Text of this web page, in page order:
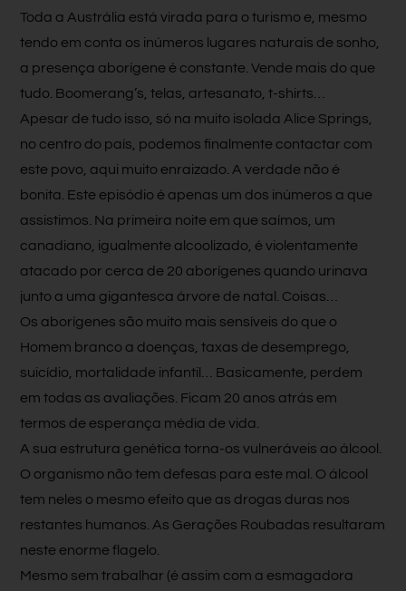
Toda a Austrália está virada para o turismo e, mesmo
tendo em conta os inúmeros lugares naturais de sonho,
a presença aborígene é constante. Vende mais do que
tudo. Boomerang’s, telas, artesanato, t-shirts…
Apesar de tudo isso, só na muito isolada Alice Springs,
no centro do país, podemos finalmente contactar com
este povo, aqui muito enraizado. A verdade não é
bonita. Este episódio é apenas um dos inúmeros a que
assistimos. Na primeira noite em que saímos, um
canadiano, igualmente alcoolizado, é violentamente
atacado por cerca de 20 aborígenes quando urinava
junto a uma gigantesca árvore de natal. Coisas…
Os aborígenes são muito mais sensíveis do que o
Homem branco a doenças, taxas de desemprego,
suicídio, mortalidade infantil… Basicamente, perdem
em todas as avaliações. Ficam 20 anos atrás em
termos de esperança média de vida.
A sua estrutura genética torna-os vulneráveis ao álcool.
O organismo não tem defesas para este mal. O álcool
tem neles o mesmo efeito que as drogas duras nos
restantes humanos. As Gerações Roubadas resultaram
neste enorme flagelo.
Mesmo sem trabalhar (é assim com a esmagadora